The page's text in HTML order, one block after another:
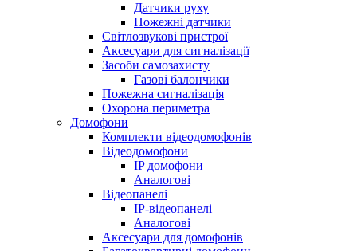
Датчики руху
Пожежні датчики
Світлозвукові пристрої
Аксесуари для сигналізації
Засоби самозахисту
Газові балончики
Пожежна сигналізація
Охорона периметра
Домофони
Комплекти відеодомофонів
Відеодомофони
IP домофони
Аналогові
Відеопанелі
IP-відеопанелі
Аналогові
Аксесуари для домофонів